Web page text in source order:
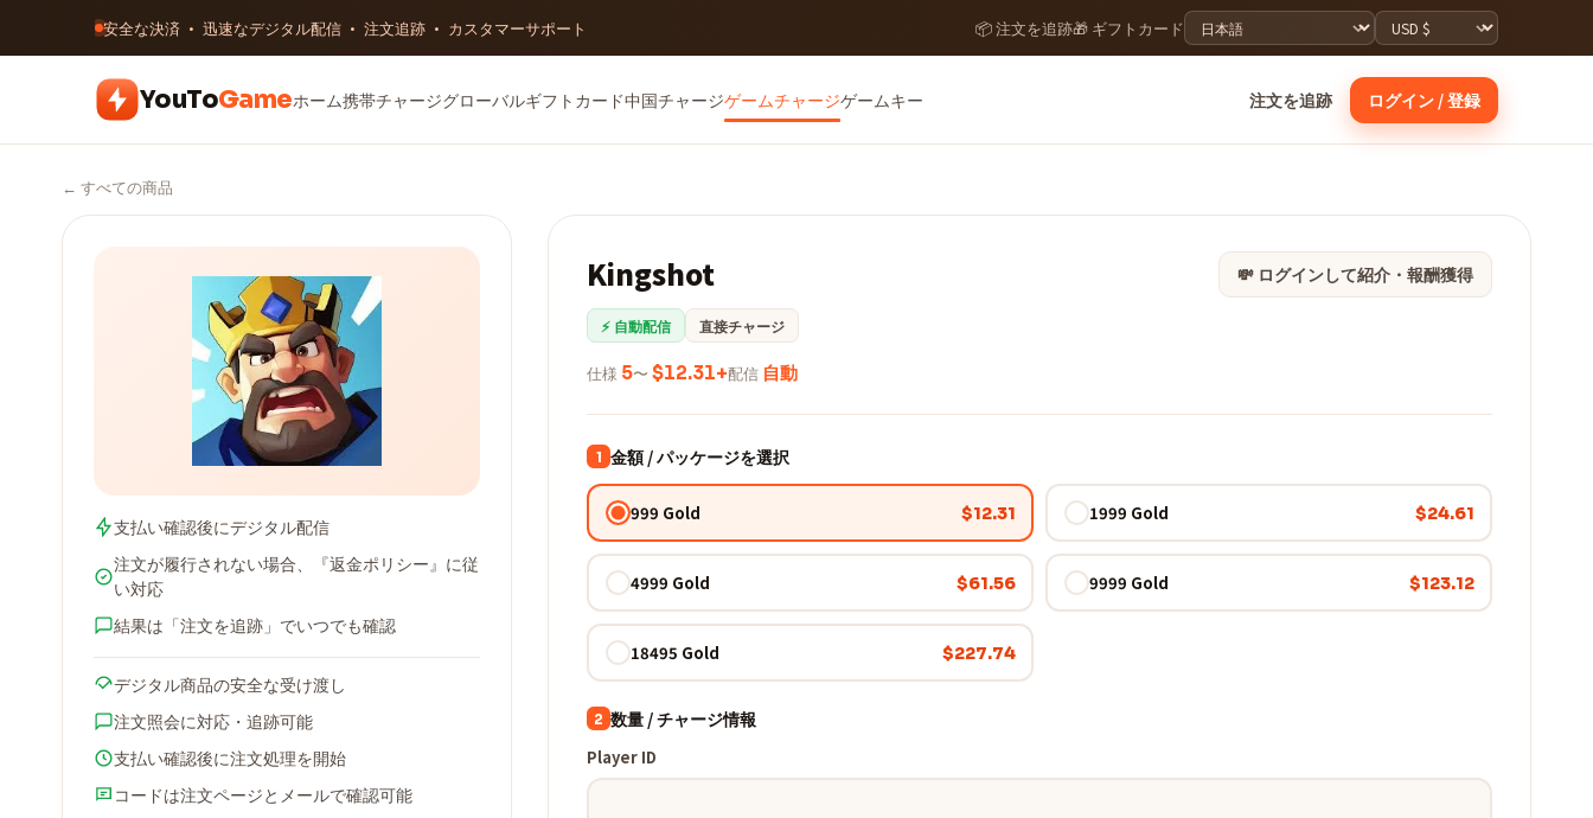
安全な決済 · 迅速なデジタル配信 · 注文追跡 · カスタマーサポート 📦 注文を追跡🎁 ギフトカード
YouToGameホーム携帯チャージグローバルギフトカード中国チャージゲームチャージゲームキー 注文を追跡 ログイン / 登録
← すべての商品
支払い確認後にデジタル配信
注文が履行されない場合、『返金ポリシー』に従
い対応
結果は「注文を追跡」でいつでも確認
デジタル商品の安全な受け渡し
注文照会に対応・追跡可能
支払い確認後に注文処理を開始
コードは注文ページとメールで確認可能
💸 ログインして紹介・報酬獲得
Kingshot
⚡ 自動配信 直接チャージ
仕様 5〜 $12.31+配信 自動
1 金額 / パッケージを選択
999 Gold $12.31 1999 Gold $24.61
4999 Gold $61.56 9999 Gold $123.12
18495 Gold $227.74
2 数量 / チャージ情報
Player ID